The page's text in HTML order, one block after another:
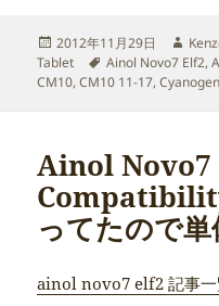
投
稿
日:
2012年11月29日
作
成
者
Tablet
タ
グ
Ainol Novo7 Elf2,
CM10,CM10 11-17,
Ainol Novo7
ってたので
ainol novo7 elf2 記事